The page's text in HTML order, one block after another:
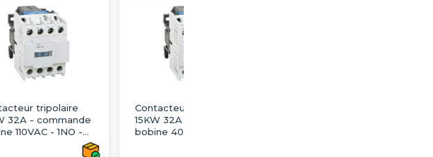
tripolaire
32A - commande
110VAC - 1NO -
Contacteur tripolaire
15KW 32A - commande
bobine 400VAC - 1NO -